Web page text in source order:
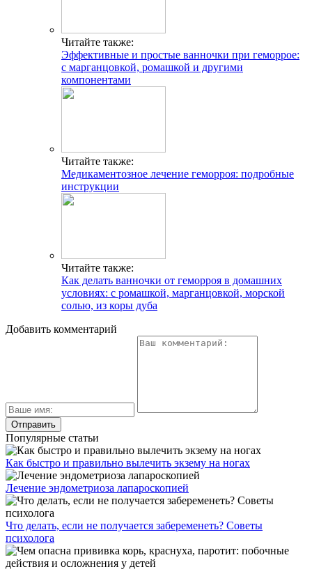
Читайте также:
Эффективные и простые ванночки при геморрое:
с марганцовкой, ромашкой и другими
компонентами
Читайте также:
Медикаментозное лечение геморроя: подробные
инструкции
Читайте также:
Как делать ванночки от геморроя в домашних
условиях: с ромашкой, марганцовкой, морской
солью, из коры дуба
Добавить комментарий
Популярные статьи
Как быстро и правильно вылечить экзему на ногах
Лечение эндометриоза лапароскопией
Что делать, если не получается забеременеть? Советы
психолога